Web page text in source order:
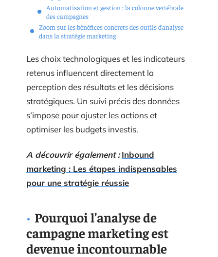
Automatisation et gestion : la colonne vertébrale
des campagnes
Zoom sur les bénéfices concrets des outils d’analyse
dans la stratégie marketing
Les choix technologiques et les indicateurs
retenus influencent directement la
perception des résultats et les décisions
stratégiques. Un suivi précis des données
s’impose pour ajuster les actions et
optimiser les budgets investis.
A découvrir également : Inbound
marketing : Les étapes indispensables
pour une stratégie réussie
Pourquoi l’analyse de
campagne marketing est
devenue incontournable